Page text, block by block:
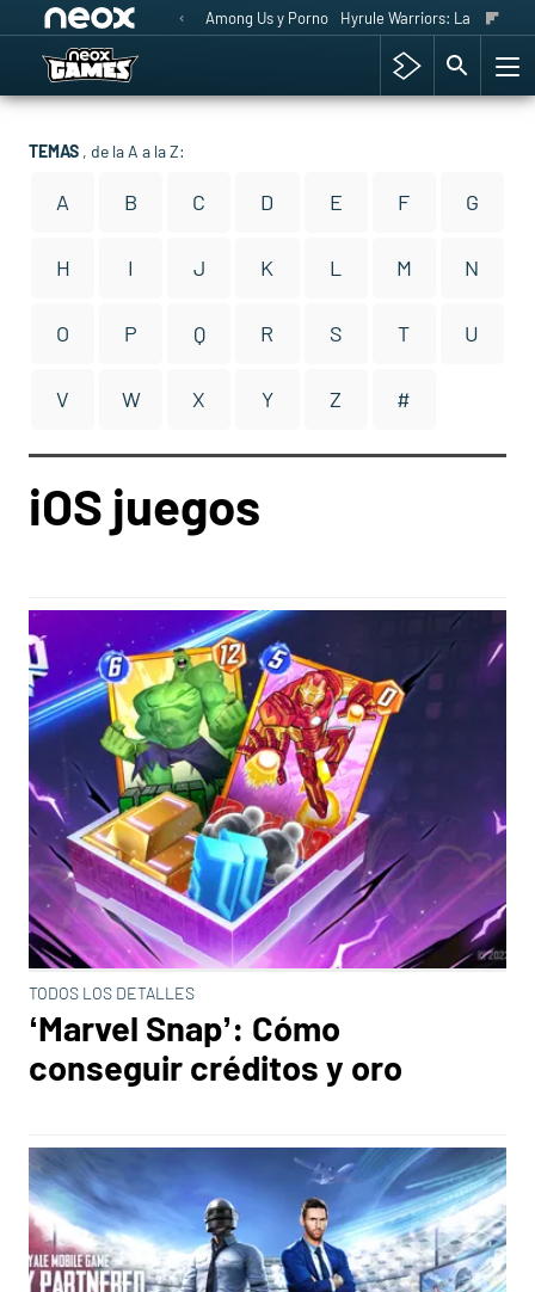
Among Us y Porno Hyrule Warriors: La Era del
TEMAS , de la A a la Z:
A B C D E F G
H I J K L M N
O P Q R S T U
V W X Y Z #
iOS juegos
TODOS LOS DETALLES
‘Marvel Snap’: Cómo
conseguir créditos y oro